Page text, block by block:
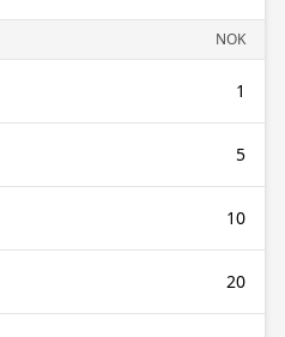
NOK
1
5
10
20